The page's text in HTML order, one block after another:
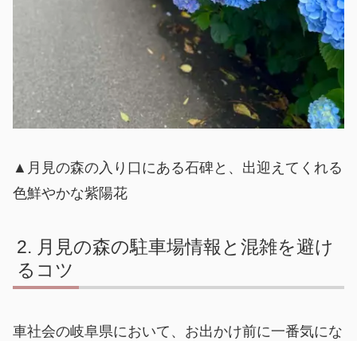
▲月見の森の入り口にある石碑と、出迎えてくれる
色鮮やかな紫陽花
月見の森の駐車場情報と混雑を避け
るコツ
車社会の岐阜県において、お出かけ前に一番気にな